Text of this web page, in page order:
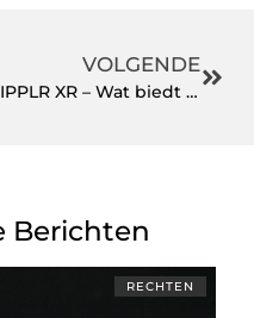
VOLGENDE
RIPPLR XR – Wat biedt nieuwelingen voor het handelen van de forexmarkt
Berichten
RECHTEN